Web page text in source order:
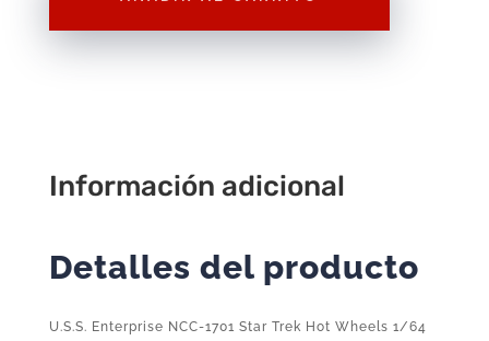
2024
Información adicional
Detalles del producto
U.S.S. Enterprise NCC-1701 Star Trek Hot Wheels 1/64